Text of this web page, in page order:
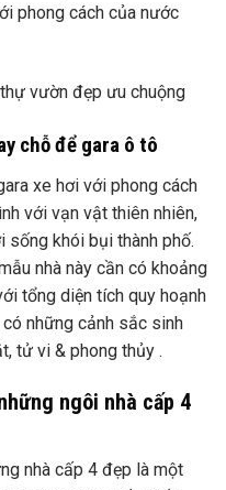
phong cách của nước
chỗ để gara ô tô
xe hơi với phong cách
với vạn vật thiên nhiên,
sống khói bụi thành phố.
nhà này cần có khoảng
tổng diện tích quy hoạnh
những cảnh sắc sinh
tử vi & phong thủy .
ngôi nhà cấp 4
nhà cấp 4 đẹp là một